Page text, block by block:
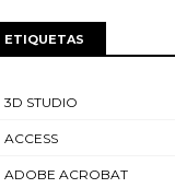
ETIQUETAS
3D STUDIO
ACCESS
ADOBE ACROBAT